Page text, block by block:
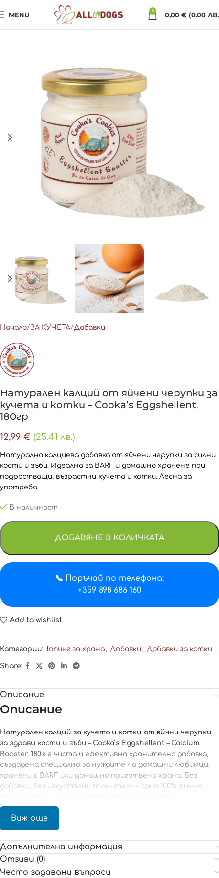
MENU 0 0,00 € (0.00
Начало ЗА КУЧЕТА Добавки
Натурален калций от яйчени черупки за
кучета и котки – Cooka’s Eggshellent,
180гр
12,99 € (25.41 лв.)
Натурална калциева добавка от яйчени черупки за силни
кости и зъби. Идеална за BARF и домашно хранене при
подрастващи, възрастни кучета и котки. Лесна за
употреба.
В наличност
ДОБАВЯНЕ В КОЛИЧКАТА
📞 Поръчай по телефона:
+359 898 686 160
Add to wishlist
Категории: Топинг за храна, Добавки, Добавки за котки
Share:
Описание
Описание
Натурален калций за кучета и котки от яйчни черупки
за здрави кости и зъби – Cooka’s Eggshellent – Calcium
Booster, 180 г е чиста и ефективна хранителна добавка,
създадена специално за нуждите на домашни любимци,
хранени с BARF или домашно приготвена храна. Без
добавки, без изкуствени пълнители – само 100% финно
обработени, за да бъдат безопасни и с висока
усвояемост от организма на вашето куче или коте.
Защо да изберете натуралния
калций от яйчени черупки?
Виж още
Допълнителна информация
Отзиви (0)
Често задавани въпроси